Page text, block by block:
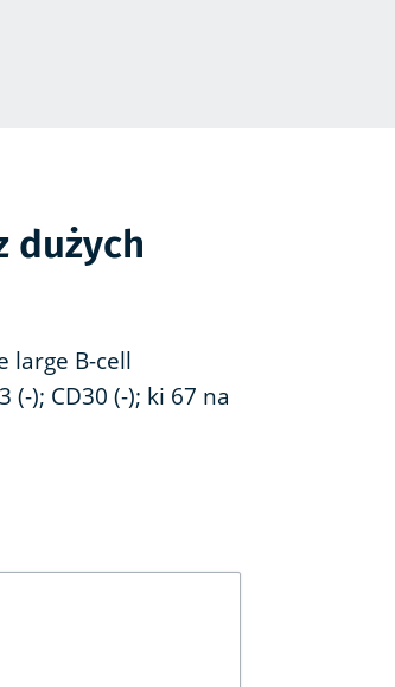
dużych
large B-cell
(-); CD30 (-); ki 67 na